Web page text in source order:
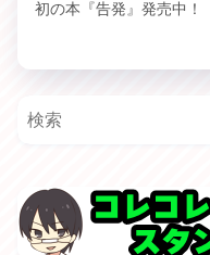
初の本『告発』発売中！